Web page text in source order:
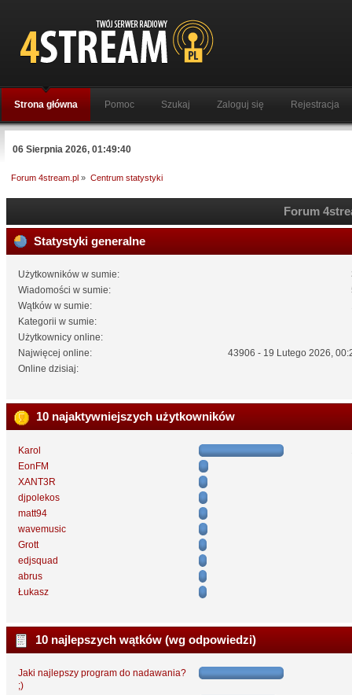
Strona główna Pomoc Szukaj Zaloguj się Rejestracja
06 Sierpnia 2026, 01:49:40
Forum 4stream.pl » Centrum statystyki
Forum
Statystyki generalne
Użytkowników w sumie:
Wiadomości w sumie:
Wątków w sumie:
Kategorii w sumie:
Użytkownicy online:
Najwięcej online:
43906 - 19 Lutego 2026,
Online dzisiaj:
10 najaktywniejszych użytkowników
Karol
EonFM
XANT3R
djpolekos
matt94
wavemusic
Grott
edjsquad
abrus
Łukasz
10 najlepszych wątków (wg odpowiedzi)
Jaki najlepszy program do nadawania?
;)